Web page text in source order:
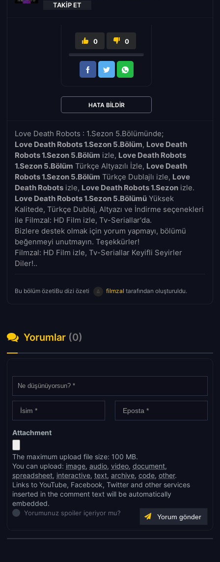
TAKIP ET
Love Death Robots : 1.Sezon 5.Bölümünde;
Love Death Robots 1.Sezon 5.Bölüm, Love Death
Robots 1.Sezon 5.Bölüm izle, Love Death Robots
1.Sezon 5.Bölüm Türkçe Altyazılı İzle, Love Death
Robots 1.Sezon 5.Bölüm Türkçe Dublajlı izle, Love
Death Robots izle, Love Death Robots 1.Sezon izle.
Love Death Robots 1.Sezon 5.Bölümü Yüksek
Kalitede, Türkçe Dublaj, Altyazı ve İndirme seçenekleri
ile Filmzal: HD Film izle, Tv-Seriallar'da.
Bizlere destek olmak için yorum yapmayı, bölümü
beğenmeyi unutmayın. Teşekkürler!
Filmzal: HD Film izle, Tv-Seriallar Keyifli Seyirler
Diler!..
Bu bölüm özetiBu dizi özeti filmzal tarafından oluşturuldu.
0 0
HATA BILDIR
Yorumlar (0)
Attachment
The maximum upload file size: 100 MB.
You can upload: image, audio, video, document,
spreadsheet, interactive, text, archive, code, other.
Links to YouTube, Facebook, Twitter and other services
inserted in the comment text will be automatically
embedded.
Yorumunuz spoiler içeriyor mu?